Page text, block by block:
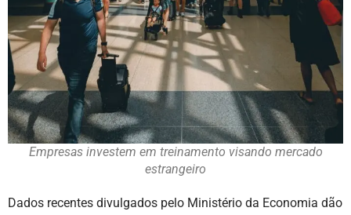
Empresas investem em treinamento visando mercado
estrangeiro
Dados recentes divulgados pelo Ministério da Economia dão